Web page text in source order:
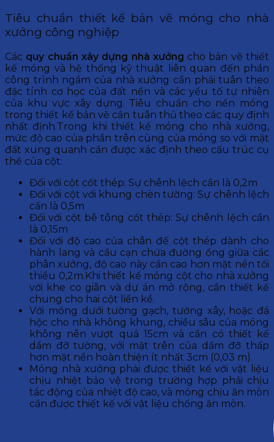
Tiêu chuẩn thiết kế bản vẽ móng cho nhà
xưởng công nghiệp
Các quy chuẩn xây dựng nhà xưởng cho bản vẽ thiết
kế móng và hệ thống kỹ thuật liên quan đến phần
công trình ngầm của nhà xưởng cần phải tuân theo
đặc tính cơ học của đất nền và các yếu tố tự nhiên
của khu vực xây dựng. Tiêu chuẩn cho nền móng
trong thiết kế bản vẽ cần tuân thủ theo các quy định
nhất định.Trong khi thiết kế móng cho nhà xưởng,
mức độ cao của phần trên cùng của móng so với mặt
đất xung quanh cần được xác định theo cấu trúc cụ
thể của cột:
Đối với cột cốt thép: Sự chênh lệch cần là 0,2m
Đối với cột với khung chèn tường: Sự chênh lệch
cần là 0,5m
Đối với cột bê tông cốt thép: Sự chênh lệch cần
là 0,15m
Đối với độ cao của chân đế cột thép dành cho
hành lang và cầu cạn chứa đường ống giữa các
phân xưởng, độ cao này cần cao hơn mặt nền tối
thiểu 0,2m.Khi thiết kế móng cột cho nhà xưởng
với khe co giãn và dự án mở rộng, cần thiết kế
chung cho hai cột liền kề.
Với móng dưới tường gạch, tường xây, hoặc đá
hộc cho nhà không khung, chiều sâu của móng
không nên vượt quá 15cm và cần có thiết kế
dầm đỡ tường, với mặt trên của dầm đỡ thấp
hơn mặt nền hoàn thiện ít nhất 3cm (0,03 m).
Móng nhà xưởng phải được thiết kế với vật liệu
chịu nhiệt bảo vệ trong trường hợp phải chịu
tác động của nhiệt độ cao, và móng chịu ăn mòn
cần được thiết kế với vật liệu chống ăn mòn.